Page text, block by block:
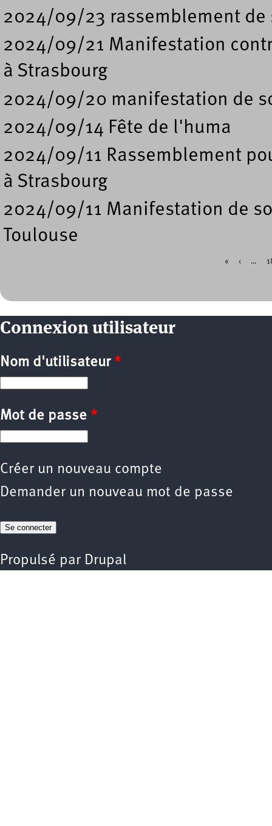
2024/09/23 rassemblement de
2024/09/21 Manifestation
à Strasbourg
2024/09/20 manifestation de
2024/09/14 Fête de l'huma
2024/09/11 Rassemblement
à Strasbourg
2024/09/11 Manifestation de
Toulouse
« ‹ …
Connexion utilisateur
Nom d'utilisateur *
Mot de passe *
Créer un nouveau compte
Demander un nouveau mot de passe
Propulsé par Drupal